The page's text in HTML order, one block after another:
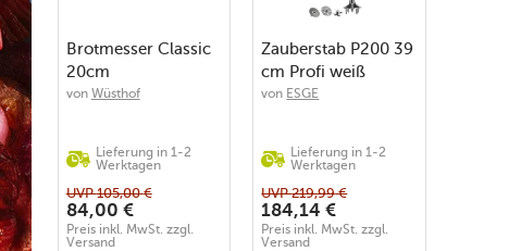
Brotmesser Classic
20cm
von Wüsthof
Lieferung in 1-2
Werktagen
UVP105,00 €
84,00 €
Preis inkl. MwSt. zzgl.
Versand
Zauberstab P200 39
cm Profi weiß
von ESGE
Lieferung in 1-2
Werktagen
UVP219,99 €
184,14 €
Preis inkl. MwSt. zzgl.
Versand